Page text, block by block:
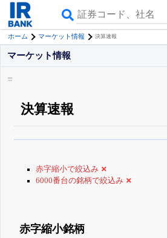
ホーム マーケット情報 決算速報
マーケット情報
決算速報
登録すると永久30%OFFと米株版
赤字縮小で絞込み
6000番台の銘柄で絞込み
赤字縮小銘柄